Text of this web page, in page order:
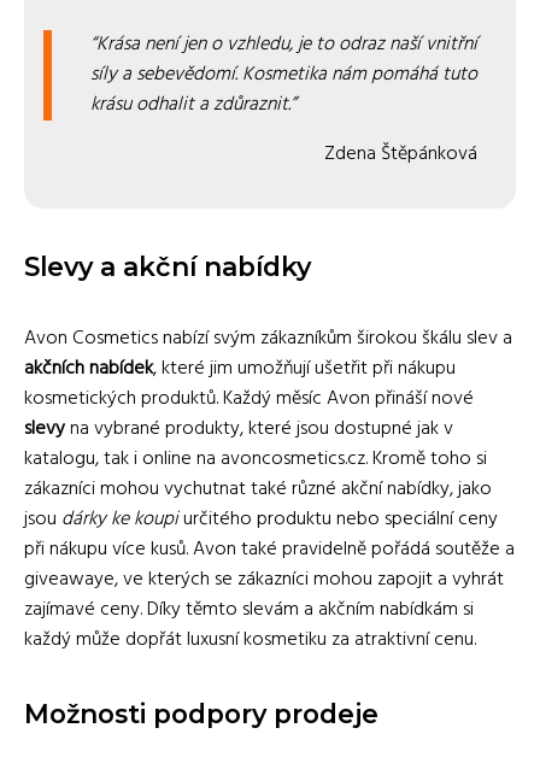
Krása není jen o vzhledu, je to odraz naší vnitřní
síly a sebevědomí. Kosmetika nám pomáhá tuto
krásu odhalit a zdůraznit.
Zdena Štěpánková
Slevy a akční nabídky
Avon Cosmetics nabízí svým zákazníkům širokou škálu slev a
akčních nabídek, které jim umožňují ušetřit při nákupu
kosmetických produktů. Každý měsíc Avon přináší nové
slevyna vybrané produkty, které jsou dostupné jak v
katalogu, tak i online na avoncosmetics.cz. Kromě toho si
zákazníci mohou vychutnat také různé akční nabídky, jako
jsou dárky ke koupiurčitého produktu nebo speciální ceny
při nákupu více kusů. Avon také pravidelně pořádá soutěže a
giveawaye, ve kterých se zákazníci mohou zapojit a vyhrát
zajímavé ceny. Díky těmto slevám a akčním nabídkám si
každý může dopřát luxusní kosmetiku za atraktivní cenu.
Možnosti podpory prodeje